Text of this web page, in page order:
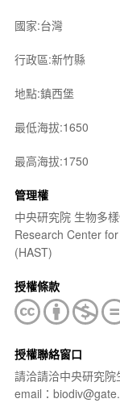
國家:台灣
行政區:新竹縣
地點:鎮西堡
最低海拔:1650
最高海拔:1750
管理權
中央研究院 生物多
Research Center
(HAST)
授權條款
授權聯絡窗口
請洽請洽中央研究
email：